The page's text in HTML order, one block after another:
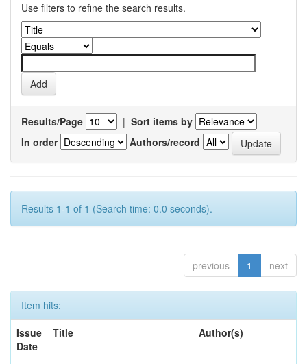
Use filters to refine the search results.
Results/Page | Sort items by
In order
Authors/record
Results 1-1 of 1 (Search time: 0.0 seconds).
previous 1 next
Item hits:
Issue
Date
Title Author(s)